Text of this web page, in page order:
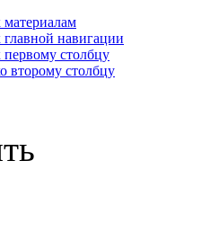
навигации
столбцу
второму столбцу